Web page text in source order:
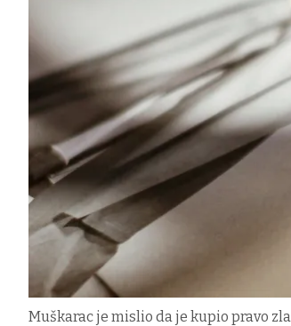
Muškarac je mislio da je kupio pravo